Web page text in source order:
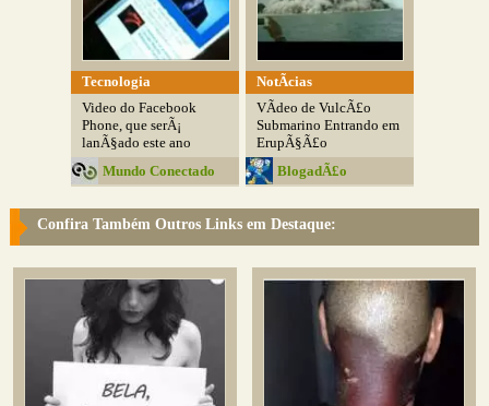
Tecnologia
Video do Facebook
Phone, que serÃ¡
lanÃ§ado este ano
Mundo Conectado
NotÃ­cias
VÃ­deo de VulcÃ£o
Submarino Entrando em
ErupÃ§Ã£o
BlogadÃ£o
Confira Também Outros Links em Destaque: